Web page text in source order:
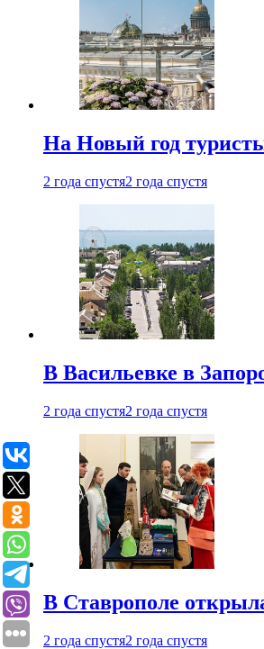
На Новый год
2 года спустя2 года спустя
В Васильевке в
2 года спустя2 года спустя
В Ставрополе
2 года спустя2 года спустя